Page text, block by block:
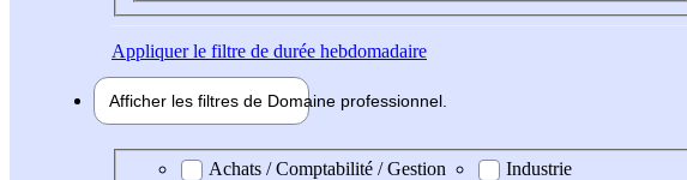
Appliquerle filtre de durée hebdomadaire
Afficher les filtres de Domaine professionnel
Domaine professionel
Achats / Comptabilité / Gestion
Industrie